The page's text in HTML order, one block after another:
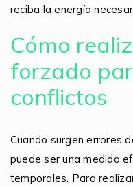
reciba la energía
Cómo
forzado
conflictos
Cuando surgen errores
puede ser una medida
temporales. Para